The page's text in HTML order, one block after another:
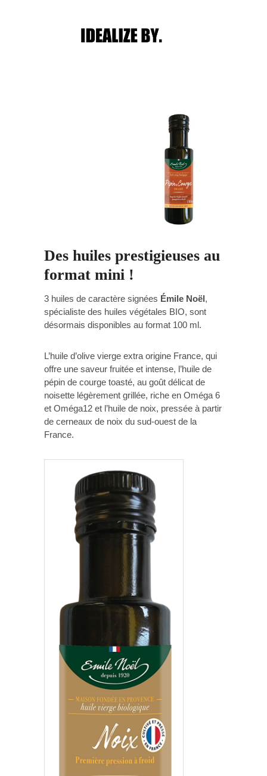
Des huiles prestigieuses au
format mini !
3 huiles de caractère signées Émile Noël,
spécialiste des huiles végétales BIO, sont
désormais disponibles au format 100 ml.
L’huile d’olive vierge extra origine France, qui
offre une saveur fruitée et intense, l’huile de
pépin de courge toasté, au goût délicat de
noisette légèrement grillée, riche en Oméga 6
et Oméga12 et l’huile de noix, pressée à partir
de cerneaux de noix du sud-ouest de la
France.